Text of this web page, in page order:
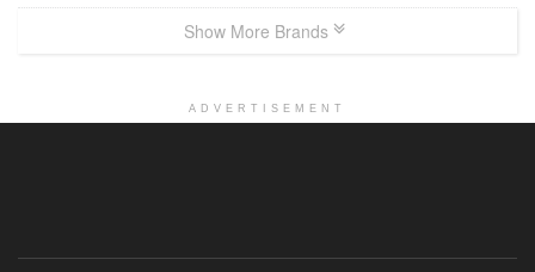
Show More Brands
ADVERTISEMENT